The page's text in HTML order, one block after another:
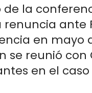
de la
ante
en mayo
reunió con
en el